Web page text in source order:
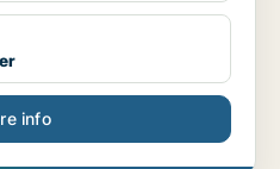
info